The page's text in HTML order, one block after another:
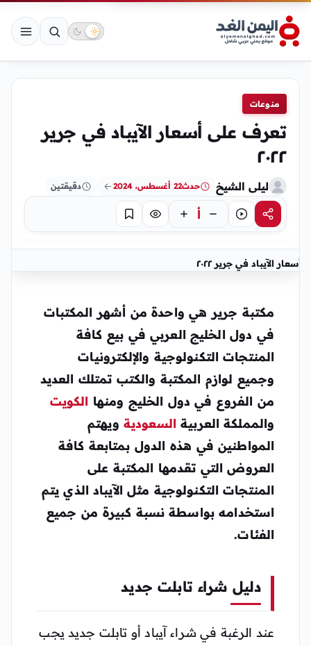
منوعات
تعرف على أسعار الآيباد في جرير
٢٠٢٢
ليلى الشيخ حدث22 أغسطس، 2024 دقيقتين
مشاركةاستماع أ تركيز حفظ
أسعار الآيباد في جرير ٢٠٢٢
مكتبة جرير هي واحدة من أشهر المكتبات
في دول الخليج العربي في بيع كافة
المنتجات التكنولوجية والإلكترونيات
وجميع لوازم المكتبة والكتب تمتلك العديد
من الفروع في دول الخليج ومنها الكويت
والمملكة العربية السعوديةويهتم
المواطنين في هذه الدول بمتابعة كافة
العروض التي تقدمها المكتبة على
المنتجات التكنولوجية مثل الآيباد الذي يتم
استخدامه بواسطة نسبة كبيرة من جميع
الفئات.
دليل شراء تابلت جديد
عند الرغبة في شراء آيباد أو تابلت جديد يجب